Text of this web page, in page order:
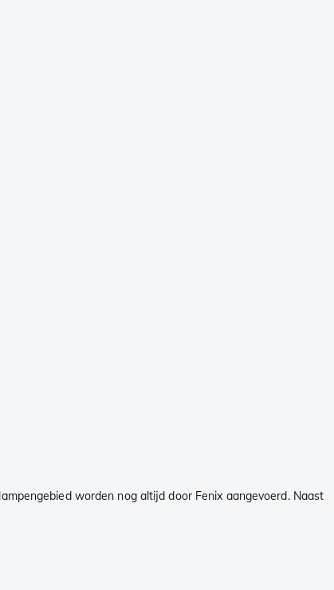
worden nog altijd door Fenix aangevoerd. Naast